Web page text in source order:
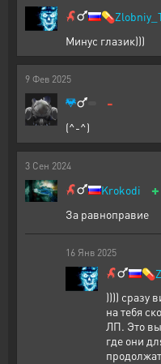
💊
Минус глазик)))
9 Фев 2025
-
(^-^)
3 Сен 2024
Krokodi +
За равноправие
16 Янв 2025
💊
)))) сразу
на тебя
ЛП. Это вы
где они